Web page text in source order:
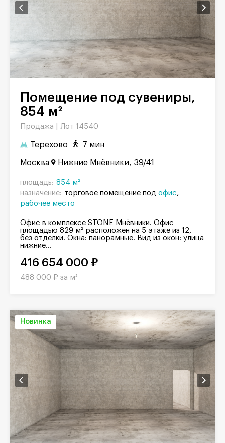
Помещение под сувениры,
854 м²
Продажа | Лот 14540
Терехово 7 мин
Москва Нижние Мнёвники, 39/41
площадь: 854 м²
назначение: торговое помещение под офис
рабочее место
Офис в комплексе STONE Мнёвники. Офис
площадью 829 м² расположен на 5 этаже из 12,
без отделки. Окна: панорамные. Вид из окон: улица
нижние...
416 654 000 ₽
488 000 ₽ за м²
Новинка